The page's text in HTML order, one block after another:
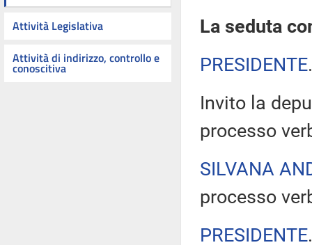
Attività Legislativa
Attività di indirizzo, controllo e
conoscitiva
La seduta
PRESIDENTE
Invito la
processo
SILVANA
processo
PRESIDENTE